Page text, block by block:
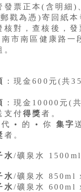
發票正本(含明細)
戳為憑)寄回紙
核對，查核後，
市南區健康路一
：現金600元(共
：現金10000元(
支付得獎者。
代 • 的 • 你 集字
者。
水/礦泉水
水/礦泉水
水/礦泉水